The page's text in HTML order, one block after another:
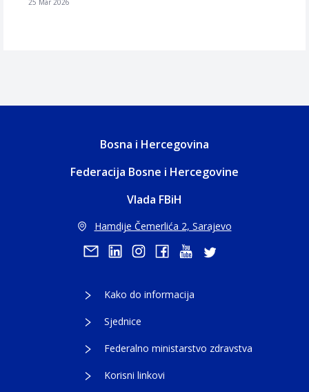
25 Mar 2026
Bosna i Hercegovina
Federacija Bosne i Hercegovine
Vlada FBiH
Hamdije Čemerlića 2, Sarajevo
Kako do informacija
Sjednice
Federalno ministarstvo zdravstva
Korisni linkovi